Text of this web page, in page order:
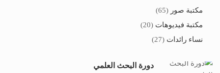
مكتبة صور (65)
مكتبة فيديوهات (20)
نساء رائدات (27)
دورة البحث العلمي